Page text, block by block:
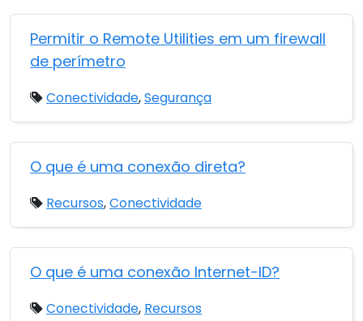
Permitir o Remote Utilities em um firewall
de perímetro
Conectividade,Segurança
O que é uma conexão direta?
Recursos,Conectividade
O que é uma conexão Internet-ID?
Conectividade, Recursos